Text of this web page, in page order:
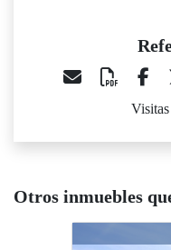
Otros inmuebles